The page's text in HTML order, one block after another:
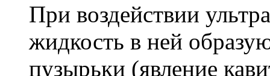
При воздействии
жидкость в ней
пузырьки (явление